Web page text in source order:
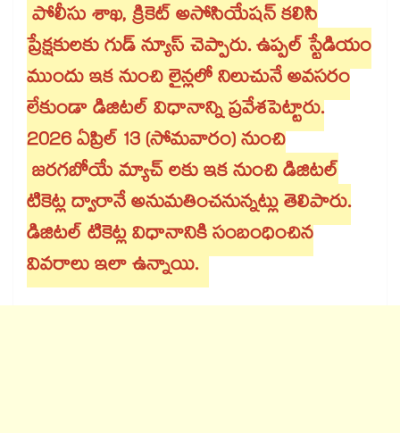
పోలీసు శాఖ, క్రికెట్ అసోసియేషన్ కలిసి
ప్రేక్షకులకు గుడ్ న్యూస్ చెప్పారు. ఉప్పల్ స్టేడియం
ముందు ఇక నుంచి లైన్లలో నిలుచునే అవసరం
లేకుండా డిజిటల్ విధానాన్ని ప్రవేశపెట్టారు.
2026 ఏప్రిల్ 13 (సోమవారం) నుంచి
జరగబోయే మ్యాచ్ లకు ఇక నుంచి డిజిటల్
టికెట్ల ద్వారానే అనుమతించనున్నట్లు తెలిపారు.
డిజిటల్ టికెట్ల విధానానికి సంబంధించిన
వివరాలు ఇలా ఉన్నాయి.